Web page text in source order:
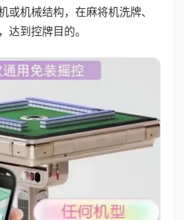
或机械结构，在麻将机洗牌、
达到控牌目的。